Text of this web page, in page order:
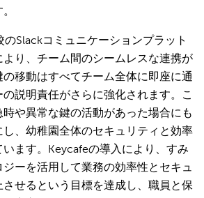
のSlackコミュニケーションプラット
り、チーム間のシームレスな連携が
移動はすべてチーム全体に即座に通
説明責任がさらに強化されます。こ
や異常な鍵の活動があった場合にも
、幼稚園全体のセキュリティと効率
ます。Keycafeの導入により、すみ
ーを活用して業務の効率性とセキュ
させるという目標を達成し、職員と保